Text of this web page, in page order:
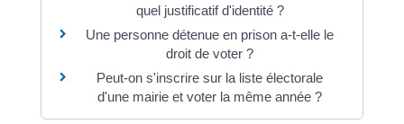
quel justificatif d'identité ?
Une personne détenue en prison a-t-elle le
droit de voter ?
Peut-on s'inscrire sur la liste électorale
d'une mairie et voter la même année ?